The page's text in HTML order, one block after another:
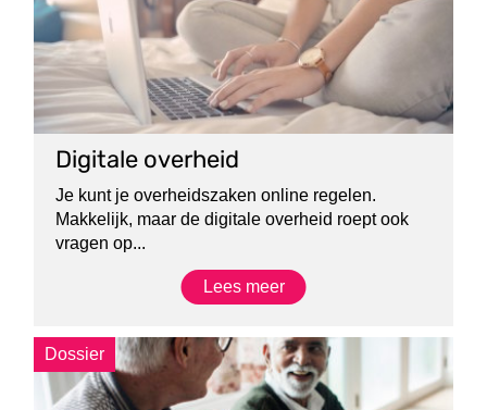
Digitale overheid
Je kunt je overheidszaken online regelen.
Makkelijk, maar de digitale overheid roept ook
vragen op...
Lees meer
Dossier